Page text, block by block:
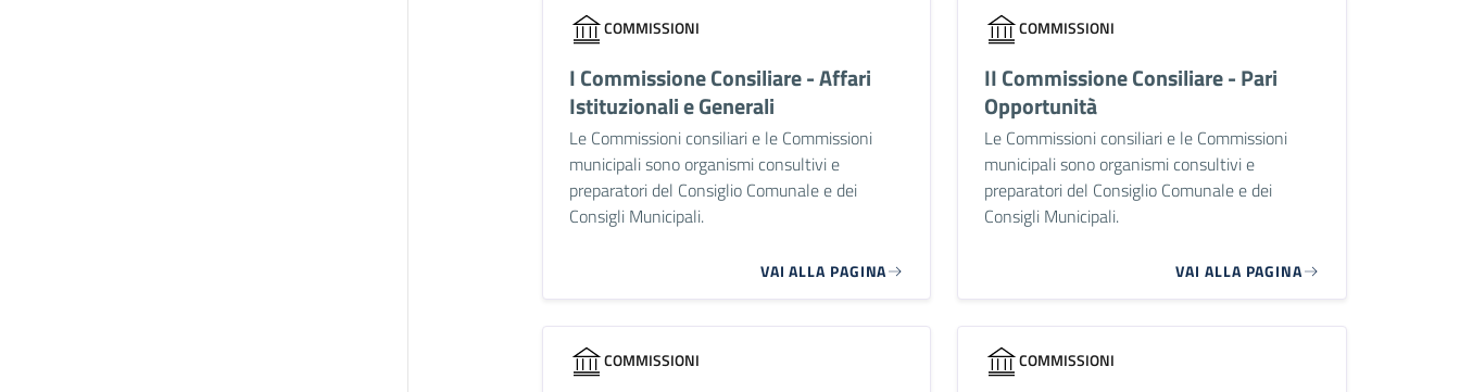
COMMISSIONI
I Commissione Consiliare - Affari
Istituzionali e Generali
Le Commissioni consiliari e le Commissioni
municipali sono organismi consultivi e
preparatori del Consiglio Comunale e dei
Consigli Municipali.
VAI ALLA PAGINA
COMMISSIONI
II Commissione Consiliare - Pari
Opportunità
Le Commissioni consiliari e le Commissioni
municipali sono organismi consultivi e
preparatori del Consiglio Comunale e dei
Consigli Municipali.
VAI ALLA PAGINA
COMMISSIONI COMMISSIONI